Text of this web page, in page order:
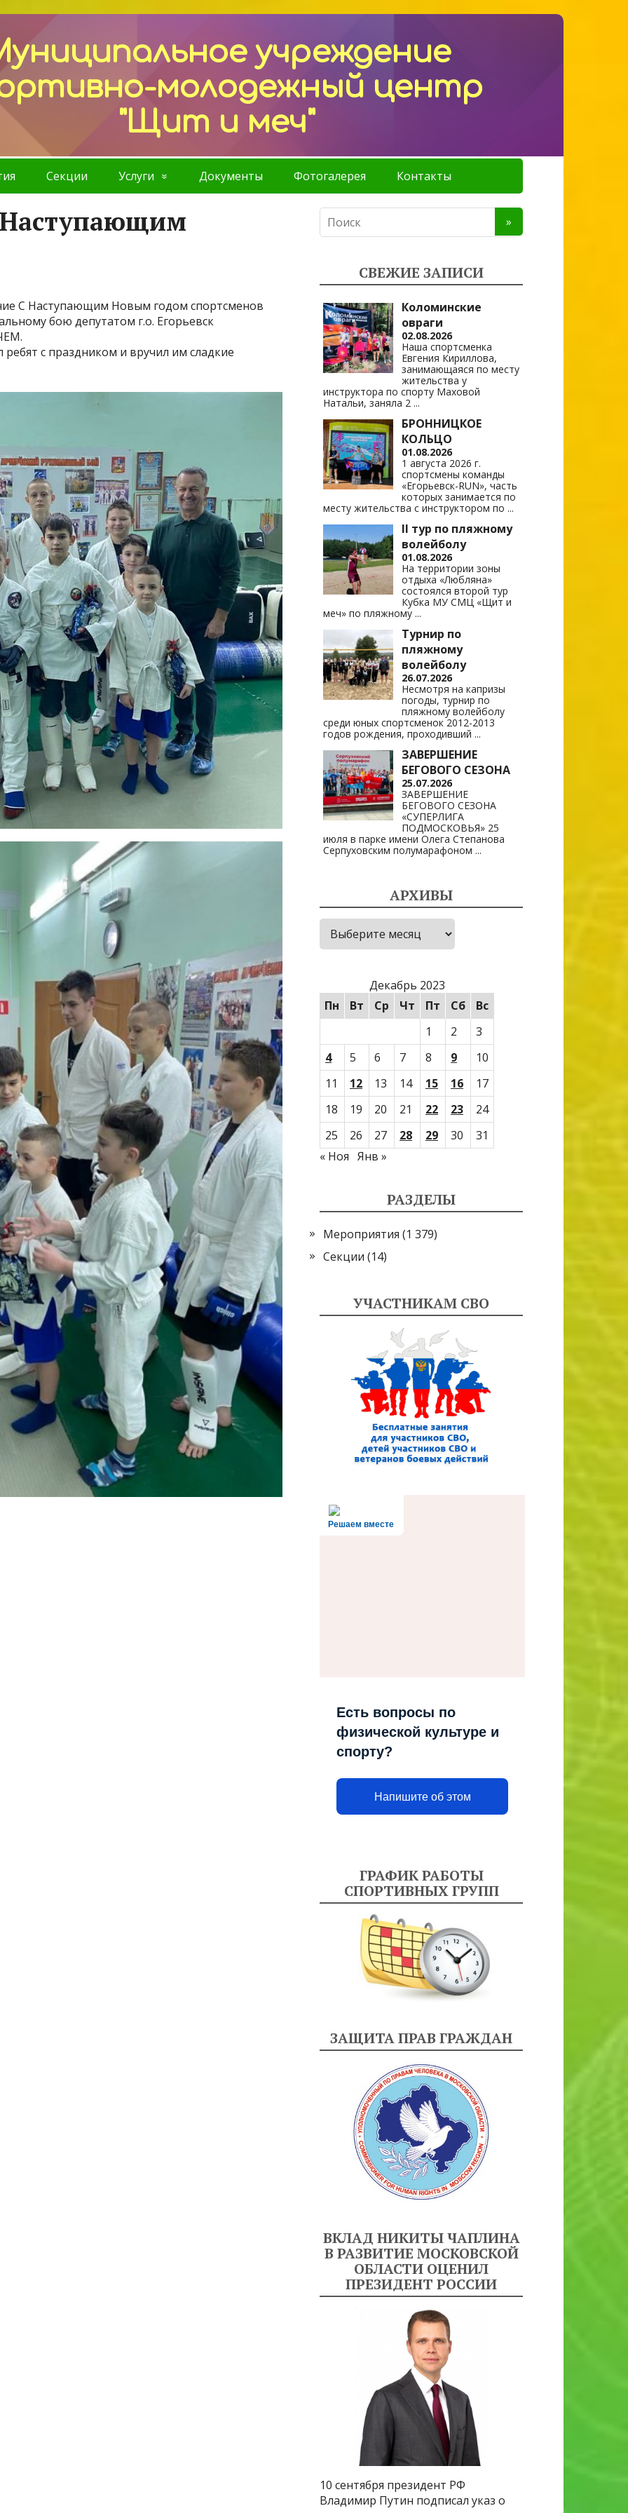
учреждение
молодежный центр
"Щит и меч"
Секции Услуги Документы Фотогалерея Контакты
Наступающим
С Наступающим Новым годом спортсменов
бою депутатом г.о. Егорьевск
с праздником и вручил им сладкие
СВЕЖИЕ ЗАПИСИ
Коломинские
овраги
02.08.2026
Наша спортсменка
Евгения Кириллова,
занимающаяся по месту
жительства у
инструктора по спорту Маховой
Натальи, заняла 2 ...
БРОННИЦКОЕ
КОЛЬЦО
01.08.2026
1 августа 2026 г.
спортсмены команды
«Егорьевск-RUN», часть
которых занимается по
месту жительства с инструктором по ...
II тур по пляжному
волейболу
01.08.2026
На территории зоны
отдыха «Любляна»
состоялся второй тур
Кубка МУ СМЦ «Щит и
меч» по пляжному ...
Турнир по
пляжному
волейболу
26.07.2026
Несмотря на капризы
погоды, турнир по
пляжному волейболу
среди юных спортсменок 2012-2013
годов рождения, проходивший ...
ЗАВЕРШЕНИЕ
БЕГОВОГО СЕЗОНА
25.07.2026
ЗАВЕРШЕНИЕ
БЕГОВОГО СЕЗОНА
«СУПЕРЛИГА
ПОДМОСКОВЬЯ» 25
июля в парке имени Олега Степанова
Серпуховским полумарафоном ...
АРХИВЫ
Архивы
Декабрь 2023
Пн
Вт Ср Чт Пт Сб
Вс
1
2
3
4
5 6 7 8 9
10
11
12 13 14 15 16
17
18
19 20 21 22 23
24
25
26 27 28 29 30
31
« Ноя Янв »
РАЗДЕЛЫ
Мероприятия (1 379)
Секции (14)
УЧАСТНИКАМ СВО
Решаем вместе
Есть вопросы по
физической культуре и
спорту?
Напишите об этом
ГРАФИК РАБОТЫ
СПОРТИВНЫХ ГРУПП
ЗАЩИТА ПРАВ ГРАЖДАН
ВКЛАД НИКИТЫ ЧАПЛИНА
В РАЗВИТИЕ МОСКОВСКОЙ
ОБЛАСТИ ОЦЕНИЛ
ПРЕЗИДЕНТ РОССИИ
10 сентября президент РФ
Владимир Путин подписал указ о